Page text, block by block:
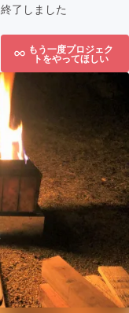
終了しました
もう一度プロジェク
トをやってほしい